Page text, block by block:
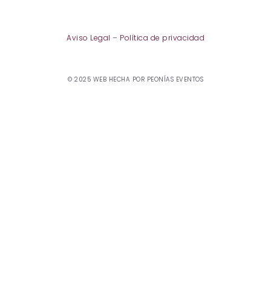
Aviso Legal – Política de privacidad
© 2025 WEB HECHA POR PEONÍAS EVENTOS